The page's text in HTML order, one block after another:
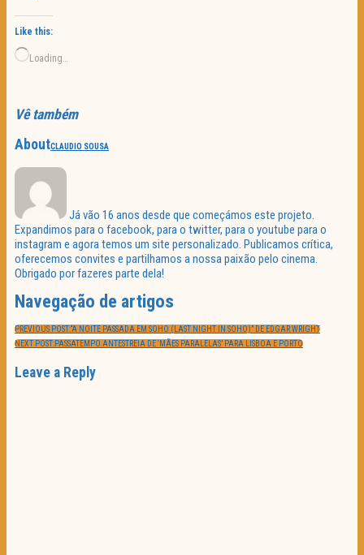
Like this:
Loading…
Vê também
AboutCLAUDIO SOUSA
Já vão 16 anos desde que começámos este projeto.
Expandimos para o facebook, para o twitter, para o youtube para o
instagram e agora temos um site personalizado. Publicamos crítica,
oferecemos convites e partilhamos a nossa paixão pelo cinema.
Obrigado por fazeres parte dela!
Navegação de artigos
PREVIOUS POST:“A NOITE PASSADA EM SOHO (LAST NIGHT IN SOHO)” DE EDGAR WRIGHT
NEXT POST:PASSATEMPO ANTESTREIA DE ‘MÃES PARALELAS’ PARA LISBOA E PORTO
Leave a Reply